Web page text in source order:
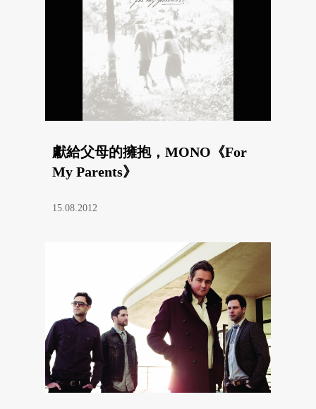
獻給父母的擁抱，MONO《For
My Parents》
15.08.2012